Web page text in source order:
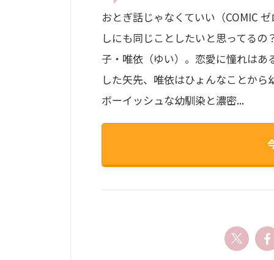
おとぎ話じゃなくていい（COMIC
しにも同じことしたいと思ってる
子・唯依（ゆい）。恋愛に憧れは
した矢先、唯依はひょんなことから
ボーイッシュな幼馴染と濃密...